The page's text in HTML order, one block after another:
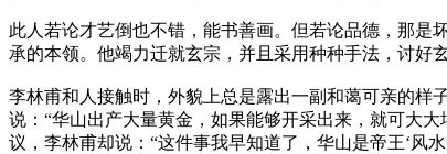
此人若论才艺倒也不错，能书善画。但若论品德，那是
承的本领。他竭力迁就玄宗，并且采用种种手法，讨好
李林甫和人接触时，外貌上总是露出一副和蔼可亲的样
说：“华山出产大量黄金，如果能够开采出来，就可大
议，李林甫却说：“这件事我早知道了，华山是帝王‘风